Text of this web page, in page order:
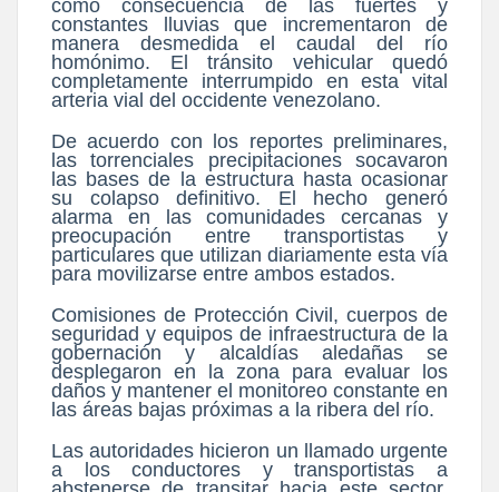
como consecuencia de las fuertes y
constantes lluvias que incrementaron de
manera desmedida el caudal del río
homónimo. El tránsito vehicular quedó
completamente interrumpido en esta vital
arteria vial del occidente venezolano.
De acuerdo con los reportes preliminares,
las torrenciales precipitaciones socavaron
las bases de la estructura hasta ocasionar
su colapso definitivo. El hecho generó
alarma en las comunidades cercanas y
preocupación entre transportistas y
particulares que utilizan diariamente esta vía
para movilizarse entre ambos estados.
Comisiones de Protección Civil, cuerpos de
seguridad y equipos de infraestructura de la
gobernación y alcaldías aledañas se
desplegaron en la zona para evaluar los
daños y mantener el monitoreo constante en
las áreas bajas próximas a la ribera del río.
Las autoridades hicieron un llamado urgente
a los conductores y transportistas a